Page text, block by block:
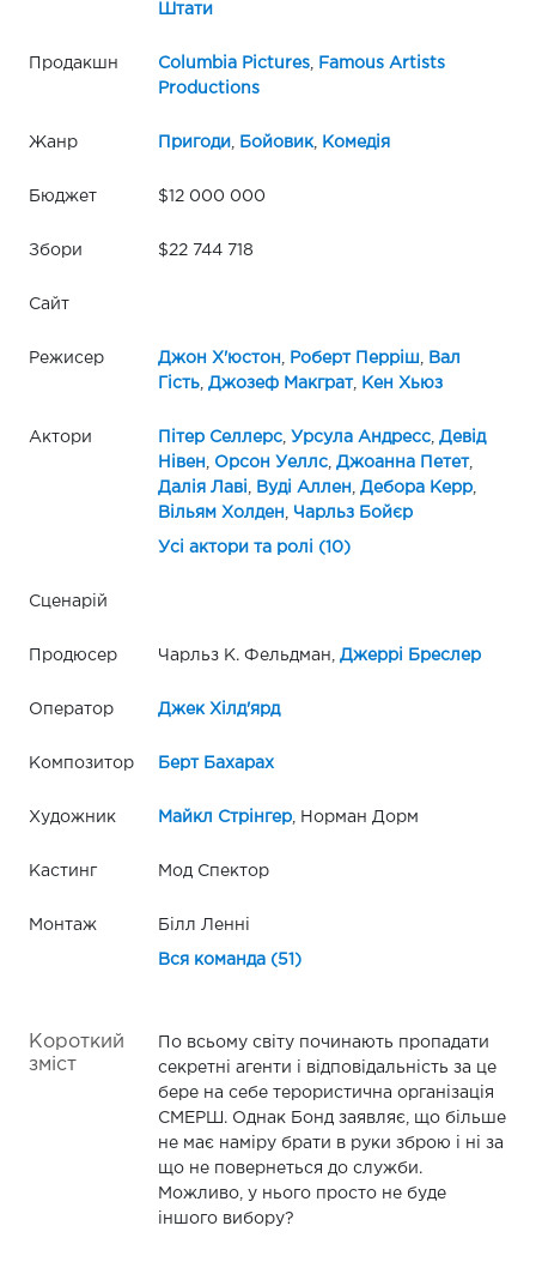
Штати
Продакшн Columbia Pictures,
Famous Artists
Productions
Жанр Пригоди Бойовик, Комедія
Бюджет $12 000 000
Збори $22 744 718
Сайт
Режисер Джон Х'юстон Роберт Перріш
Вал
Гість, Джозеф Макграт, Кен Хьюз
Актори Пітер Селлерс, Урсула Андресс, Девід
Нівен
Орсон Уеллс, Джоанна Петет,
Далія Лаві
Вуді Аллен Дебора Керр,
Вільям Холден
Чарльз Бойєр
Усі актори та ролі (10)
Сценарій
Продюсер Чарльз К. Фельдман, Джеррі Бреслер
Оператор Джек Хілд'ярд
Композитор Берт Бахарах
Художник Майкл Стрінгер, Норман Дорм
Кастинг Мод Спектор
Монтаж Білл Ленні
Вся команда (51)
Короткий
зміст
По всьому світу починають пропадати
секретні агенти і відповідальність за це
бере на себе терористична організація
СМЕРШ. Однак Бонд заявляє, що більше
не має наміру брати в руки зброю і ні за
що не повернеться до служби.
Можливо, у нього просто не буде
іншого вибору?